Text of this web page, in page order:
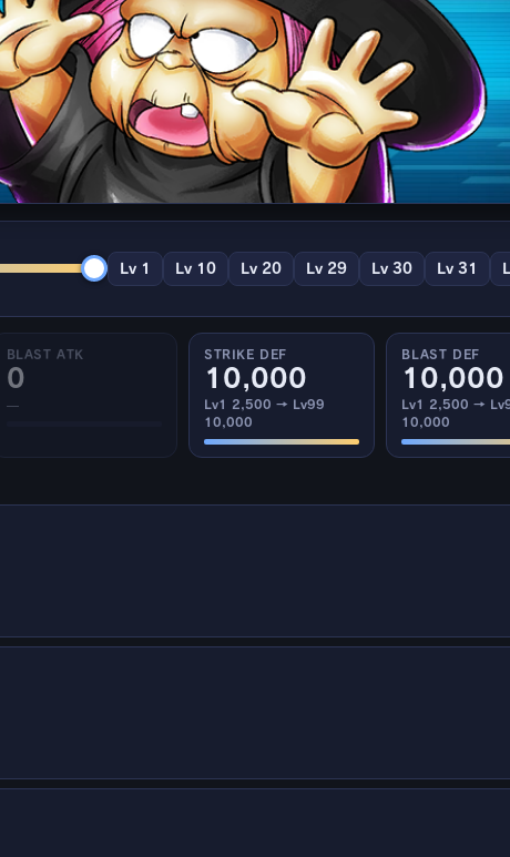
Lv 1 Lv 10 Lv 20 Lv 29 Lv 30 Lv 31
BLAST ATK
0
—
STRIKE DEF
10,000
Lv1 2,500 → Lv99
10,000
BLAST DEF
10,000
Lv1 2,500 →
10,000